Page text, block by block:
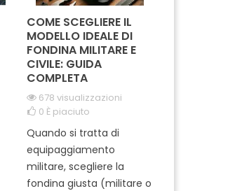
COME SCEGLIERE IL
MODELLO IDEALE DI
FONDINA MILITARE E
CIVILE: GUIDA
COMPLETA
678 visualizzazioni
0 È piaciuto
Quando si tratta di
equipaggiamento
militare, scegliere la
fondina giusta (militare o